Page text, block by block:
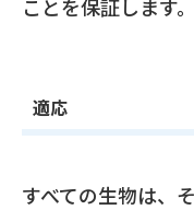
ことを保証します。
適応
すべての生物は、